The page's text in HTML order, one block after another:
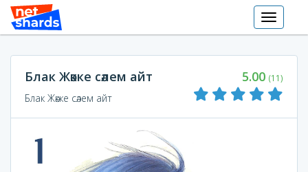
Toggle
Блак Жәкке сәлем айт
Блак Жәкке сәлем айт
5.00 (11)